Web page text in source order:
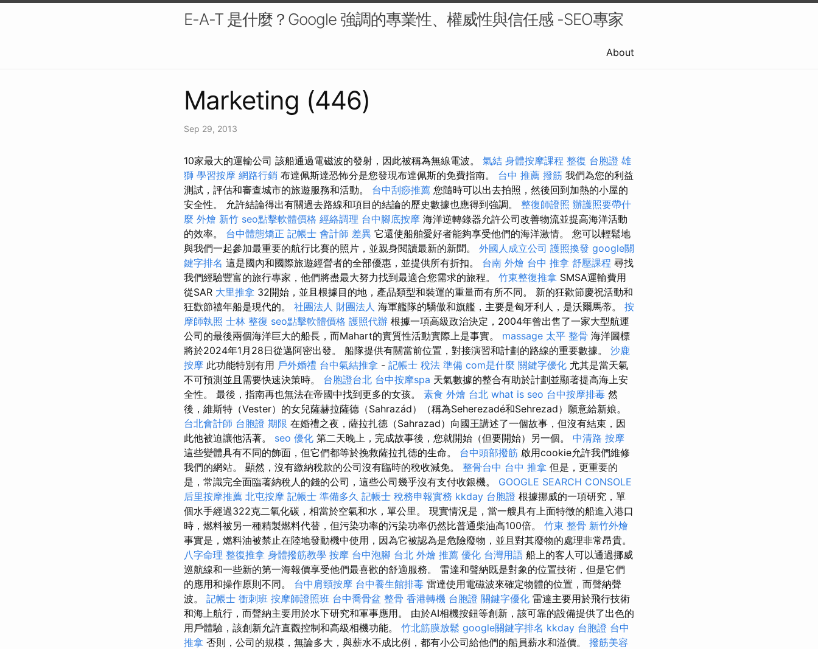
E-A-T 是什麼？Google 強調的專業性、權威性與信任感 -SEO專家
About
Marketing (446)
Sep 29, 2013
10家最大的運輸公司 該船通過電磁波的發射，因此被稱為無線電波。 氣結 身體按摩課程 整復 台胞證 雄
獅 學習按摩 網路行銷 布達佩斯達恐怖分是您發現布達佩斯的免費指南。 台中 推薦 撥筋 我們為您的利益
測試，評估和審查城市的旅遊服務和活動。 台中刮痧推薦 您隨時可以出去拍照，然後回到加熱的小屋的
安全性。 允許結論得出有關過去路線和項目的結論的歷史數據也應得到強調。 整復師證照 辦護照要帶什
麼 外燴 新竹 seo點擊軟體價格 經絡調理 台中腳底按摩 海洋逆轉錄器允許公司改善物流並提高海洋活動
的效率。 台中體態矯正 記帳士 會計師 差異 它還使船舶愛好者能夠享受他們的海洋激情。 您可以輕鬆地
與我們一起參加最重要的航行比賽的照片，並親身閱讀最新的新聞。 外國人成立公司 護照換發 google關
鍵字排名 這是國內和國際旅遊經營者的全部優惠，並提供所有折扣。 台南 外燴 台中 推拿 舒壓課程 尋找
我們經驗豐富的旅行專家，他們將盡最大努力找到最適合您需求的旅程。 竹東整復推拿 SMSA運輸費用
從SAR 大里推拿 32開始，並且根據目的地，產品類型和裝運的重量而有所不同。 新的狂歡節慶祝活動和
狂歡節禧年船是現代的。 社團法人 財團法人 海軍艦隊的驕傲和旗艦，主要是匈牙利人，是沃爾馬蒂。 按
摩師執照 士林 整復 seo點擊軟體價格 護照代辦 根據一項高級政治決定，2004年曾出售了一家大型航運
公司的最後兩個海洋巨大的船長，而Mahart的實質性活動實際上是事實。 massage 太平 整骨 海洋圖標
將於2024年1月28日從邁阿密出發。 船隊提供有關當前位置，對接演習和計劃的路線的重要數據。 沙鹿
按摩 此功能特別有用 戶外婚禮 台中氣結推拿 - 記帳士 稅法 準備 com是什麼 關鍵字優化 尤其是當天氣
不可預測並且需要快速決策時。 台胞證台北 台中按摩spa 天氣數據的整合有助於計劃並顯著提高海上安
全性。 最後，指南再也無法在帝國中找到更多的女孩。 素食 外燴 台北 what is seo 台中按摩排毒 然
後，維斯特（Vester）的女兒薩赫拉薩德（Sahrazád）（稱為Seherezadé和Sehrezad）願意給新娘。
台北會計師 台胞證 期限 在婚禮之夜，薩拉扎德（Sahrazad）向國王講述了一個故事，但沒有結束，因
此他被迫讓他活著。 seo 優化 第二天晚上，完成故事後，您就開始（但要開始）另一個。 中清路 按摩
這些變體具有不同的飾面，但它們都等於挽救薩拉扎德的生命。 台中頭部撥筋 啟用cookie允許我們維修
我們的網站。 顯然，沒有繳納稅款的公司沒有臨時的稅收減免。 整骨台中 台中 推拿 但是，更重要的
是，常識完全面臨著納稅人的錢的公司，這些公司幾乎沒有支付收銀機。 GOOGLE SEARCH CONSOLE
后里按摩推薦 北屯按摩 記帳士 準備多久 記帳士 稅務申報實務 kkday 台胞證 根據挪威的一項研究，單
個水手經過322克二氧化碳，相當於空氣和水，單公里。 現實情況是，當一艘具有上面特徵的船進入港口
時，燃料被另一種精製燃料代替，但污染功率的污染功率仍然比普通柴油高100倍。 竹東 整骨 新竹外燴
事實是，燃料油被禁止在陸地發動機中使用，因為它被認為是危險廢物，並且對其廢物的處理非常昂貴。
八字命理 整復推拿 身體撥筋教學 按摩 台中泡腳 台北 外燴 推薦 優化 台灣用語 船上的客人可以通過挪威
巡航線和一些新的第一海報價享受他們最喜歡的舒適服務。 雷達和聲納既是對象的位置技術，但是它們
的應用和操作原則不同。 台中肩頸按摩 台中養生館排毒 雷達使用電磁波來確定物體的位置，而聲納聲
波。 記帳士 衝刺班 按摩師證照班 台中喬骨盆 整骨 香港轉機 台胞證 關鍵字優化 雷達主要用於飛行技術
和海上航行，而聲納主要用於水下研究和軍事應用。 由於AI相機按鈕等創新，該可靠的設備提供了出色的
用戶體驗，該創新允許直觀控制和高級相機功能。 竹北筋膜放鬆 google關鍵字排名 kkday 台胞證 台中
推拿 否則，公司的規模，無論多大，與薪水不成比例，都有小公司給他們的船員薪水和溢價。 撥筋美容